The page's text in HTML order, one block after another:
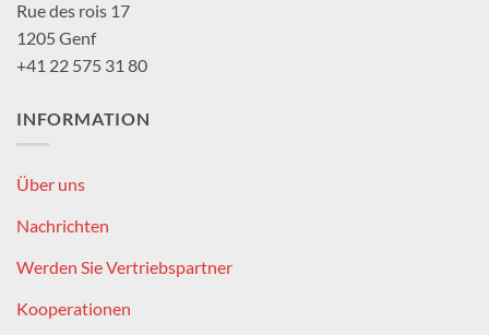
Rue des rois 17
1205 Genf
+41 22 575 31 80
INFORMATION
Über uns
Nachrichten
Werden Sie Vertriebspartner
Kooperationen